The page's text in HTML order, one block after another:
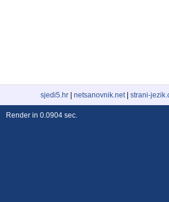
sjedi5.hr netsanovnik.net| strani-
Render in 0.0904 sec.